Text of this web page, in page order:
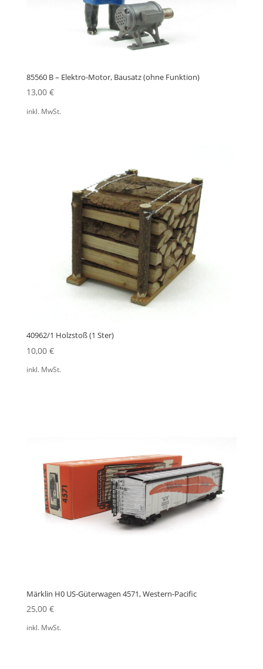
85560 B – Elektro-Motor, Bausatz (ohne Funktion)
13,00 €
inkl. MwSt.
40962/1 Holzstoß (1 Ster)
10,00 €
inkl. MwSt.
Märklin H0 US-Güterwagen 4571, Western-Pacific
25,00 €
inkl. MwSt.